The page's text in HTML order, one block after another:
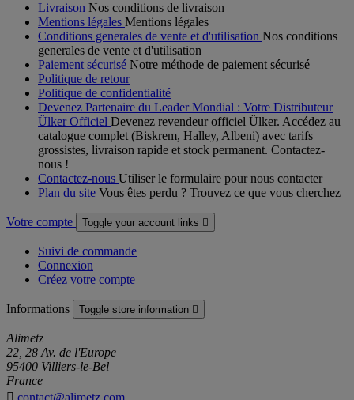
Livraison Nos conditions de livraison
Mentions légales Mentions légales
Conditions generales de vente et d'utilisation Nos conditions
generales de vente et d'utilisation
Paiement sécurisé Notre méthode de paiement sécurisé
Politique de retour
Politique de confidentialité
Devenez Partenaire du Leader Mondial : Votre Distributeur
Ülker Officiel Devenez revendeur officiel Ülker. Accédez au
catalogue complet (Biskrem, Halley, Albeni) avec tarifs
grossistes, livraison rapide et stock permanent. Contactez-
nous !
Contactez-nous Utiliser le formulaire pour nous contacter
Plan du site Vous êtes perdu ? Trouvez ce que vous cherchez
Votre compte Toggle your account links 
Suivi de commande
Connexion
Créez votre compte
Informations Toggle store information 
Alimetz
22, 28 Av. de l'Europe
95400 Villiers-le-Bel
France